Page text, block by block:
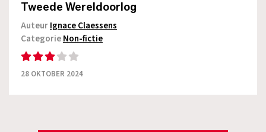
Tweede Wereldoorlog
AuteurIgnace Claessens
CategorieNon-fictie
28 OKTOBER 2024